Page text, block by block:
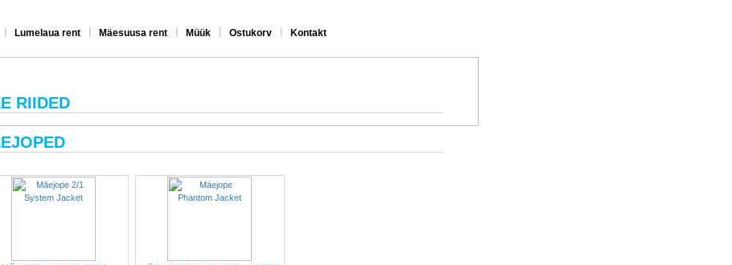
Lumelaua rent Mäesuusa rent Müük Ostukorv Kontakt
RIIDED